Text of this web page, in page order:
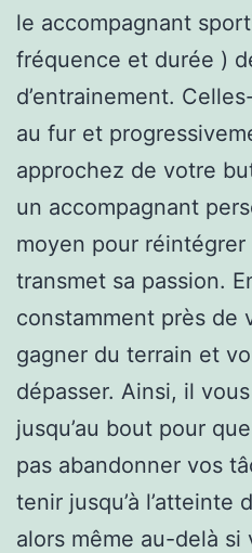
le accompagnant
fréquence et durée )
d’entrainement.
au fur et
approchez de votre
un accompagnant
moyen pour
transmet sa passion.
constamment près de
gagner du terrain et
dépasser. Ainsi, il
jusqu’au bout pour
pas abandonner vos
tenir jusqu’à l’atteinte
alors même au-delà si